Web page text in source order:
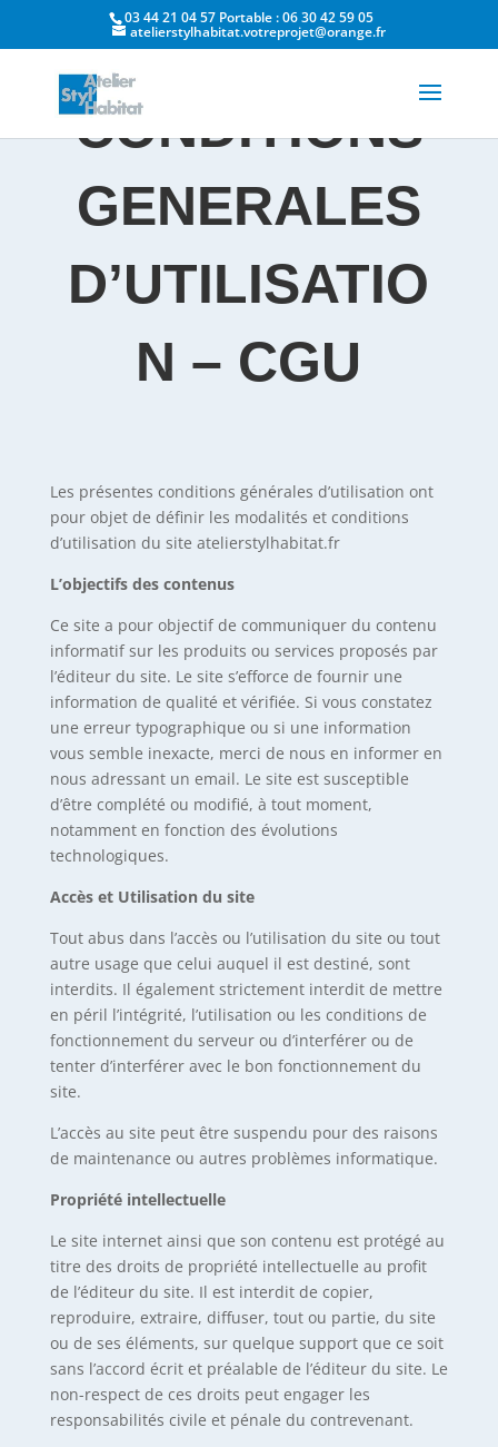
03 44 21 04 57 Portable : 06 30 42 59 05
atelierstylhabitat.votreprojet@orange.fr
CONDITIONS
GENERALES
D’UTILISATIO
N – CGU
Les présentes conditions générales d’utilisation ont
pour objet de définir les modalités et conditions
d’utilisation du site atelierstylhabitat.fr
L’objectifs des contenus
Ce site a pour objectif de communiquer du contenu
informatif sur les produits ou services proposés par
l’éditeur du site. Le site s’efforce de fournir une
information de qualité et vérifiée. Si vous constatez
une erreur typographique ou si une information
vous semble inexacte, merci de nous en informer en
nous adressant un email. Le site est susceptible
d’être complété ou modifié, à tout moment,
notamment en fonction des évolutions
technologiques.
Accès et Utilisation du site
Tout abus dans l’accès ou l’utilisation du site ou tout
autre usage que celui auquel il est destiné, sont
interdits. Il également strictement interdit de mettre
en péril l’intégrité, l’utilisation ou les conditions de
fonctionnement du serveur ou d’interférer ou de
tenter d’interférer avec le bon fonctionnement du
site.
L’accès au site peut être suspendu pour des raisons
de maintenance ou autres problèmes informatique.
Propriété intellectuelle
Le site internet ainsi que son contenu est protégé au
titre des droits de propriété intellectuelle au profit
de l’éditeur du site. Il est interdit de copier,
reproduire, extraire, diffuser, tout ou partie, du site
ou de ses éléments, sur quelque support que ce soit
sans l’accord écrit et préalable de l’éditeur du site. Le
non-respect de ces droits peut engager les
responsabilités civile et pénale du contrevenant.